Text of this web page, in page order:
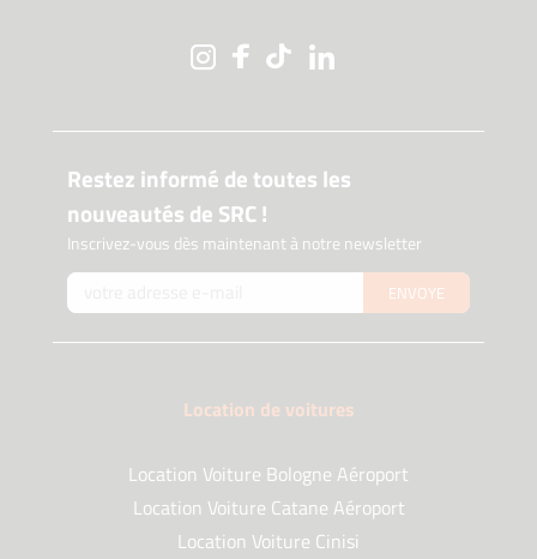
Restez informé de toutes les
nouveautés de SRC !
Inscrivez-vous dès maintenant à notre newsletter
ENVOYE
Location de voitures
Location Voiture Bologne Aéroport
Location Voiture Catane Aéroport
Location Voiture Cinisi